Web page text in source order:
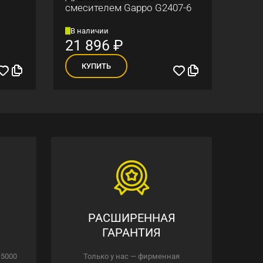
смесителем Gappo G2407-6
В наличии
21 896 ₽
КУПИТЬ
РАСШИРЕННАЯ
ГАРАНТИЯ
Только у нас — фирменная